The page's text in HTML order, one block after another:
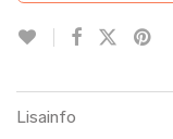
Lisainfo